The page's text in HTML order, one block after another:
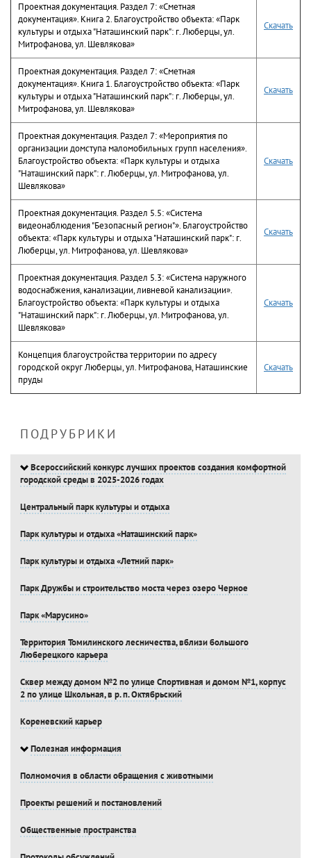
Проектная документация. Раздел 7: «Сметная
документация». Книга 2. Благоустройство объекта: «Парк
культуры и отдыха "Наташинский парк": г. Люберцы, ул.
Митрофанова, ул. Шевлякова»
Скачать
Проектная документация. Раздел 7: «Сметная
документация». Книга 1. Благоустройство объекта: «Парк
культуры и отдыха "Наташинский парк": г. Люберцы, ул.
Митрофанова, ул. Шевлякова»
Скачать
Проектная документация. Раздел 7: «Мероприятия по
организации домступа маломобильных групп населения».
Благоустройство объекта: «Парк культуры и отдыха
"Наташинский парк": г. Люберцы, ул. Митрофанова, ул.
Шевлякова»
Скачать
Проектная документация. Раздел 5.5: «Система
видеонаблюдения "Безопасный регион"». Благоустройство
объекта: «Парк культуры и отдыха "Наташинский парк": г.
Люберцы, ул. Митрофанова, ул. Шевлякова»
Скачать
Проектная документация. Раздел 5.3: «Система наружного
водоснабжения, канализации, ливневой канализации».
Благоустройство объекта: «Парк культуры и отдыха
"Наташинский парк": г. Люберцы, ул. Митрофанова, ул.
Шевлякова»
Скачать
Концепция благоустройства территории по адресу
городской округ Люберцы, ул. Митрофанова, Наташинские
пруды
Скачать
ПОДРУБРИКИ
Всероссийский конкурс лучших проектов создания комфортной
городской среды в 2025-2026 годах
Центральный парк культуры и отдыха
Парк культуры и отдыха «Наташинский парк»
Парк культуры и отдыха «Летний парк»
Парк Дружбы и строительство моста через озеро Черное
Парк «Марусино»
Территория Томилинского лесничества, вблизи большого
Люберецкого карьера
Сквер между домом №2 по улице Спортивная и домом №1, корпус
2 по улице Школьная, в р. п. Октябрьский
Кореневский карьер
Полезная информация
Полномочия в области обращения с животными
Проекты решений и постановлений
Общественные пространства